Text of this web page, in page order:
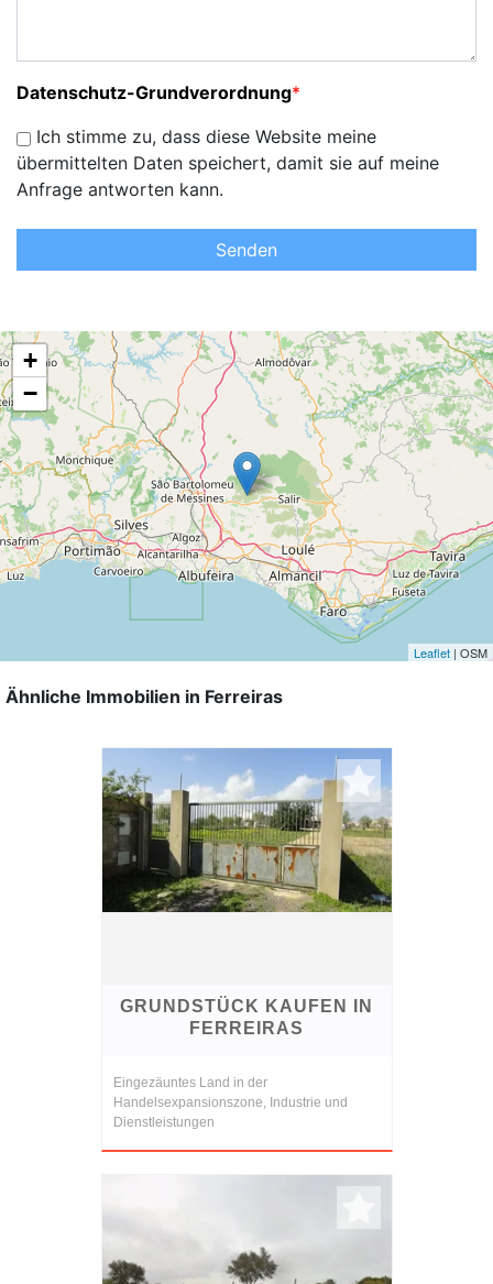
Datenschutz-Grundverordnung*
Ich stimme zu, dass diese Website meine
übermittelten Daten speichert, damit sie auf meine
Anfrage antworten kann.
Senden
+
−
Leaflet | OSM
Ähnliche Immobilien in Ferreiras
GRUNDSTÜCK KAUFEN IN
FERREIRAS
Eingezäuntes Land in der
Handelsexpansionszone, Industrie und
Dienstleistungen